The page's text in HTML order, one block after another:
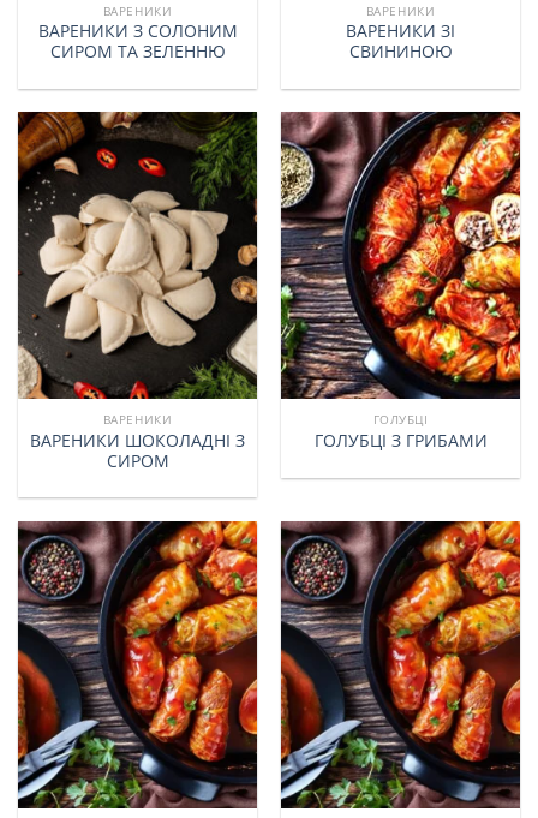
ВАРЕНИКИ
ВАРЕНИКИ З СОЛОНИМ
СИРОМ ТА ЗЕЛЕННЮ
ВАРЕНИКИ
ВАРЕНИКИ ЗІ
СВИНИНОЮ
ВАРЕНИКИ
ВАРЕНИКИ ШОКОЛАДНІ З
СИРОМ
ГОЛУБЦІ
ГОЛУБЦІ З ГРИБАМИ